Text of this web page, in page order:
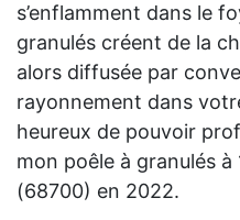
s’enflamment dans le
granulés créent de la
alors diffusée par
rayonnement dans
heureux de pouvoir
mon poêle à granulés à
(68700) en 2022.